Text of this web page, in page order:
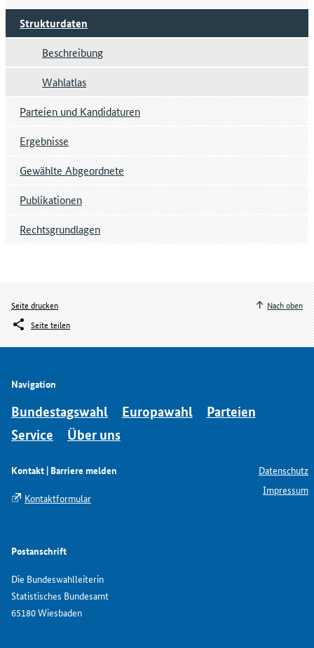
Strukturdaten
Beschreibung
Wahlatlas
Parteien und Kandidaturen
Ergebnisse
Gewählte Abgeordnete
Publikationen
Rechtsgrundlagen
Seite drucken
Seite teilen
Nach oben
Navigation
Bundestagswahl Europawahl
Parteien
Service
Über uns
Kontakt | Barriere melden
Kontaktformular
Postanschrift
Die Bundeswahlleiterin
Statistisches Bundesamt
65180 Wiesbaden
Datenschutz
Impressum